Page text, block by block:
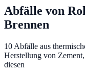
Abfälle von
Brennen
10 Abfälle aus
Herstellung von
diesen